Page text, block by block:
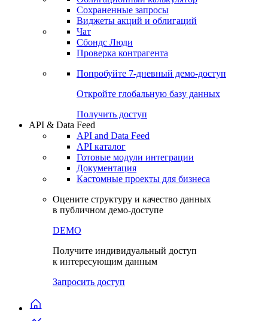
Сохраненные запросы
Виджеты акций и облигаций
Чат
Сбондс Люди
Проверка контрагента
Попробуйте 7-дневный демо-доступ
Откройте глобальную базу данных
Получить доступ
API & Data Feed
API and Data Feed
API каталог
Готовые модули интеграции
Документация
Кастомные проекты для бизнеса
Оцените структуру и качество данных
в публичном демо-доступе
DEMO
Получите индивидуальный доступ
к интересующим данным
Запросить доступ